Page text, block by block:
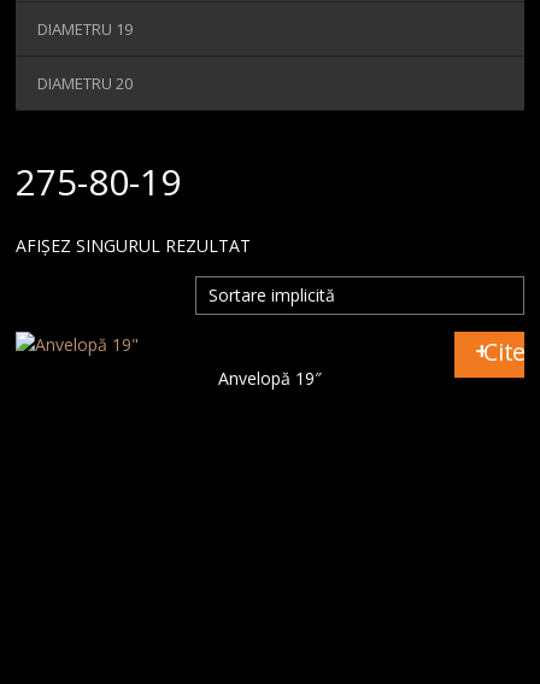
CONTACT
DIAMETRU 19
DIAMETRU 20
275-80-19
AFIȘEZ SINGURUL REZULTAT
Anvelopă 19″